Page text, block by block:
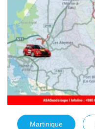
Martinique